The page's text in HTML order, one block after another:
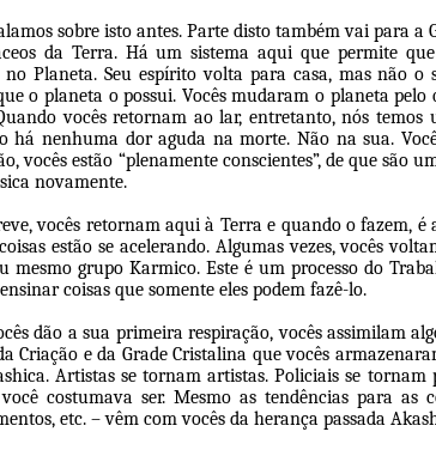
sobre isto antes. Parte disto também vai para
da Terra. Há um sistema aqui que permite
no Planeta. Seu espírito volta para casa, mas não o
o planeta o possui. Vocês mudaram o planeta
vocês retornam ao lar, entretanto, nós temos
há nenhuma dor aguda na morte. Não na sua.
vocês estão “plenamente conscientes”, de que são
novamente.
vocês retornam aqui à Terra e quando o fazem,
estão se acelerando. Algumas vezes, vocês
mesmo grupo Karmico. Este é um processo do
coisas que somente eles podem fazê-lo.
dão a sua primeira respiração, vocês assimilam
Criação e da Grade Cristalina que vocês
Artistas se tornam artistas. Policiais se tornam
costumava ser. Mesmo as tendências para as
etc. – vêm com vocês da herança passada